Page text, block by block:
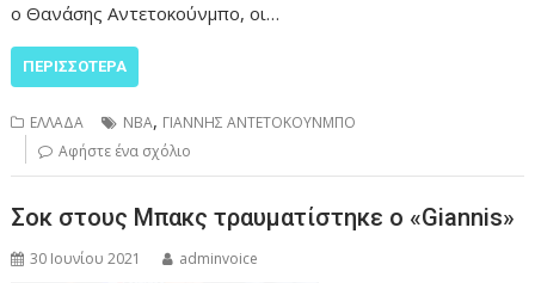
ο Θανάσης Αντετοκούνμπο, οι…
ΠΕΡΙΣΣΌΤΕΡΑ
ΕΛΛΑΔΑ NBA, ΓΙΑΝΝΗΣ ΑΝΤΕΤΟΚΟΥΝΜΠΟ
Αφήστε ένα σχόλιο
Σοκ στους Μπακς τραυματίστηκε ο «Giannis»
30 Ιουνίου 2021 adminvoice